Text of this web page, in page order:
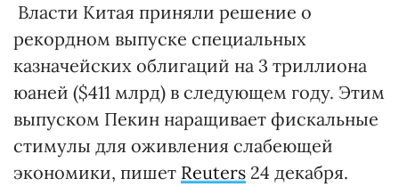
Власти Китая приняли решение о
рекордном выпуске специальных
казначейских облигаций на 3 триллиона
юаней ($411 млрд) в следующем году. Этим
выпуском Пекин наращивает фискальные
стимулы для оживления слабеющей
экономики, пишет Reuters 24 декабря.